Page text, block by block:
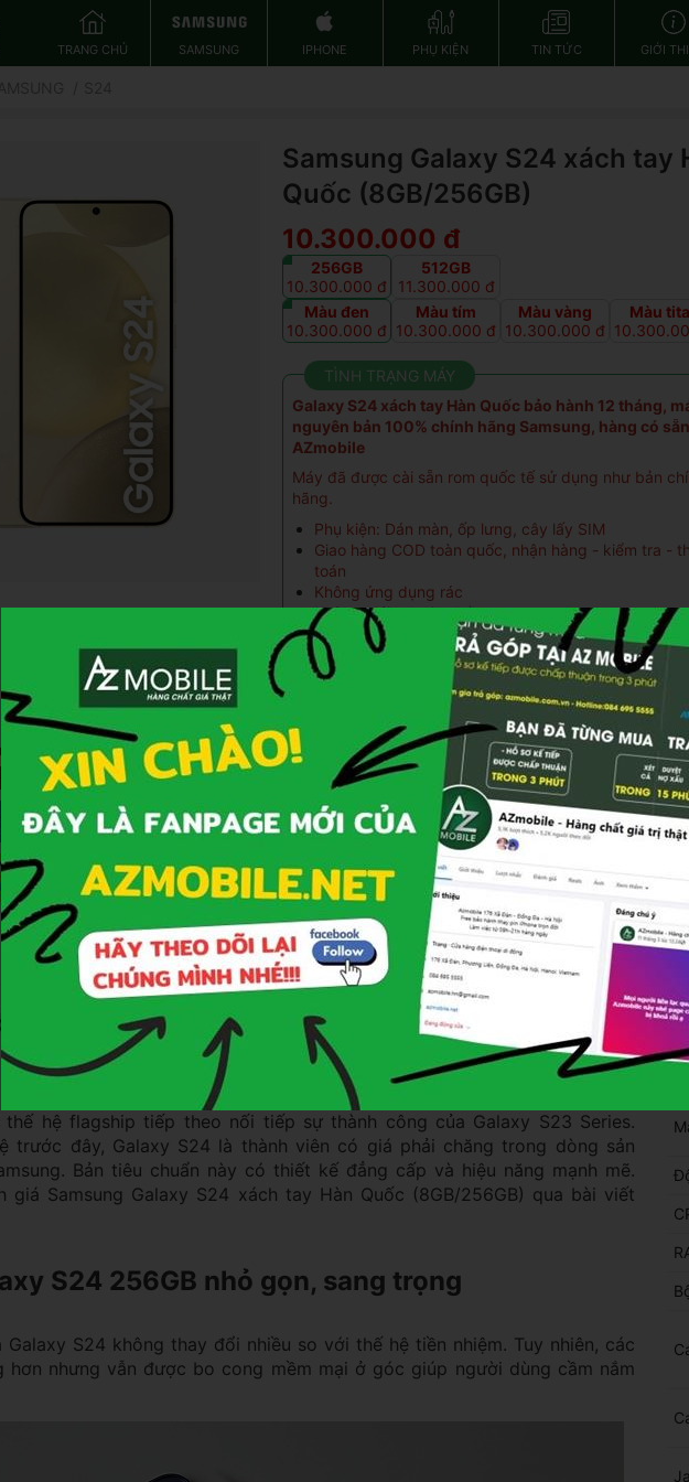
TRANG CHỦ SAMSUNG IPHONE PHỤ KIỆN TIN TỨC GIỚI
Màu vàng Màu titan
MUA NGAY
Hoặc Nhận Tại Cửa Hàng
QUA THẺ
Master, JCB
- TRẢ SAU
Samsung Galaxy S24 xách tay
Quốc (8GB/256GB)
10.300.000 đ
256GB
10.300.000 đ
512GB
11.300.000 đ
Màu đen
10.300.000 đ
Màu tím
10.300.000 đ
Màu vàng
10.300.000 đ
Màu
TÌNH TRẠNG MÁY
Galaxy S24 xách tay Hàn Quốc bảo hành 12 tháng,
nguyên bản 100% chính hãng Samsung, hàng có
AZmobile
Máy đã được cài sẵn rom quốc tế sử dụng như bản
hãng.
Phụ kiện: Dán màn, ốp lưng, cây lấy SIM
Giao hàng COD toàn quốc, nhận hàng - kiểm tra -
toán
Không ứng dụng rác
Không giới hạn tin nhắn
Tự động cập nhật phần mềm
CHƯƠNG TRÌNH KHUYẾN MÃI
🎁 Giảm thêm
tối đa 500.000đ
khi thanh toán qua
Kredivo, Home Paylate
🎁 Giảm 100k - 500k khi mua hàng vào
ngày sinh
🎁 Trả góp
qua thẻ tín dụng(hỗ trợ đến 24 ngân
🎁 Tặng quà tích điểm1% đổi với khách hàng thân quen
🎁 Giảm
100K khi ship xa và đặt hàng chuyển khoản
tạiFanpage
🎁 Giảm thêm
khi mua phụ kiện kèm theo(Củ sạc,
nghe, Dán MH,Sạc DP...)
của Samsung Galaxy S24 xách tay Hàn Quốc
thế hệ flagship tiếp theo nối tiếp sự thành công của Galaxy S23 Series.
trước đây, Galaxy S24 là thành viên có giá phải chăng trong dòng sản
Bản tiêu chuẩn này có thiết kế đẳng cấp và hiệu năng mạnh mẽ.
giá Samsung Galaxy S24 xách tay Hàn Quốc (8GB/256GB) qua bài viết
S24 256GB nhỏ gọn, sang trọng
S24 không thay đổi nhiều so với thế hệ tiền nhiệm. Tuy nhiên, các
hơn nhưng vẫn được bo cong mềm mại ở góc giúp người dùng cầm nắm